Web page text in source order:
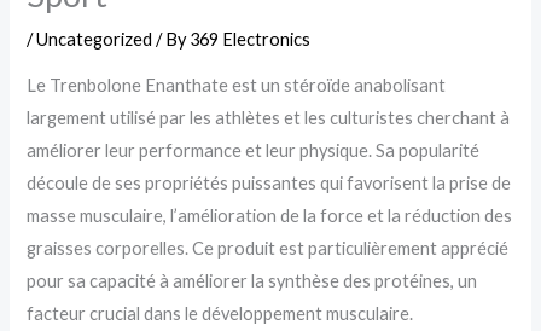
/Uncategorized / By369 Electronics
Le Trenbolone Enanthate est un stéroïde anabolisant
largement utilisé par les athlètes et les culturistes cherchant à
améliorer leur performance et leur physique. Sa popularité
découle de ses propriétés puissantes qui favorisent la prise de
masse musculaire, l’amélioration de la force et la réduction des
graisses corporelles. Ce produit est particulièrement apprécié
pour sa capacité à améliorer la synthèse des protéines, un
facteur crucial dans le développement musculaire.